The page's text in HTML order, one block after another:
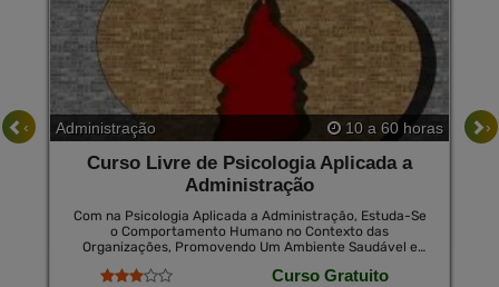
Administração 10 a 60 horas
Curso Livre de Psicologia Aplicada a
Administração
Com na Psicologia Aplicada a Administração, Estuda-Se
o Comportamento Humano no Contexto das
Organizações, Promovendo Um Ambiente Saudável e
e da Organização e Fornece Às Pessoas e Organizações
Curso Gratuito
‹ ›